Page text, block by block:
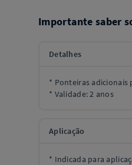
Importante saber
Detalhes
* Ponteiras adicionais
* Validade: 2 anos
Aplicação
* Indicada para